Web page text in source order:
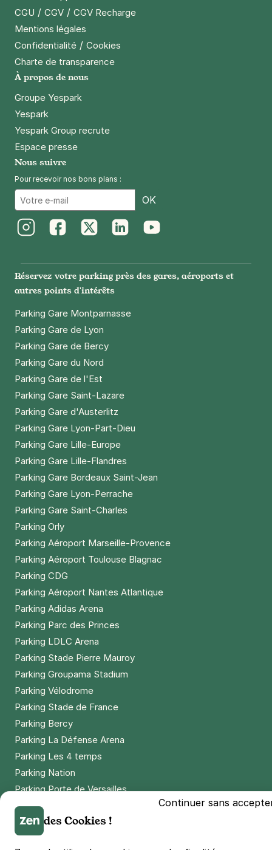
CGU / CGV / CGV Recharge
Mentions légales
Confidentialité / Cookies
Charte de transparence
À propos de nous
Groupe Yespark
Yespark
Yespark Group recrute
Espace presse
Nous suivre
Pour recevoir nos bons plans :
OK
Réservez votre parking près des gares, aéroports et
autres points d'intérêts
Parking Gare Montparnasse
Parking Gare de Lyon
Parking Gare de Bercy
Parking Gare du Nord
Parking Gare de l'Est
Parking Gare Saint-Lazare
Parking Gare d'Austerlitz
Parking Gare Lyon-Part-Dieu
Parking Gare Lille-Europe
Parking Gare Lille-Flandres
Parking Gare Bordeaux Saint-Jean
Parking Gare Lyon-Perrache
Parking Gare Saint-Charles
Parking Orly
Parking Aéroport Marseille-Provence
Parking Aéroport Toulouse Blagnac
Parking CDG
Parking Aéroport Nantes Atlantique
Parking Adidas Arena
Parking Parc des Princes
Parking LDLC Arena
Parking Stade Pierre Mauroy
Parking Groupama Stadium
Parking Vélodrome
Parking Stade de France
Parking Bercy
Parking La Défense Arena
Parking Les 4 temps
Parking Nation
Parking Porte de Versailles
Parking Lille Grand Palais
Parking Euralille
Parking Casino Barrière Lille
Continuer sans
des Cookies !